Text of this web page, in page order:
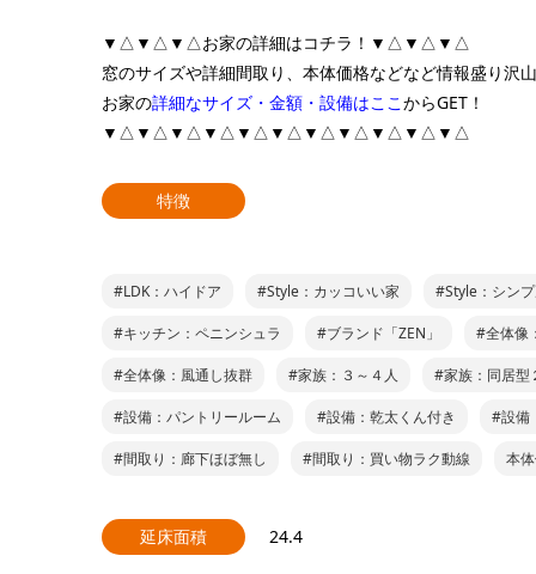
▼△▼△▼△お家の詳細はコチラ！▼△▼△▼△
窓のサイズや詳細間取り、本体価格などなど情報盛り沢
お家の詳細なサイズ・金額・設備はここ からGET！
▼△▼△▼△▼△▼△▼△▼△▼△▼△▼△▼△
特徴
#LDK：ハイドア #Style：カッコいい家 #Style：シン
#キッチン：ペニンシュラ #ブランド「ZEN」 #全体像
#全体像：風通し抜群 #家族：３～４人 #家族：同居型
#設備：パントリールーム #設備：乾太くん付き #設備
#間取り：廊下ほぼ無し #間取り：買い物ラク動線 本
延床面積 24.4